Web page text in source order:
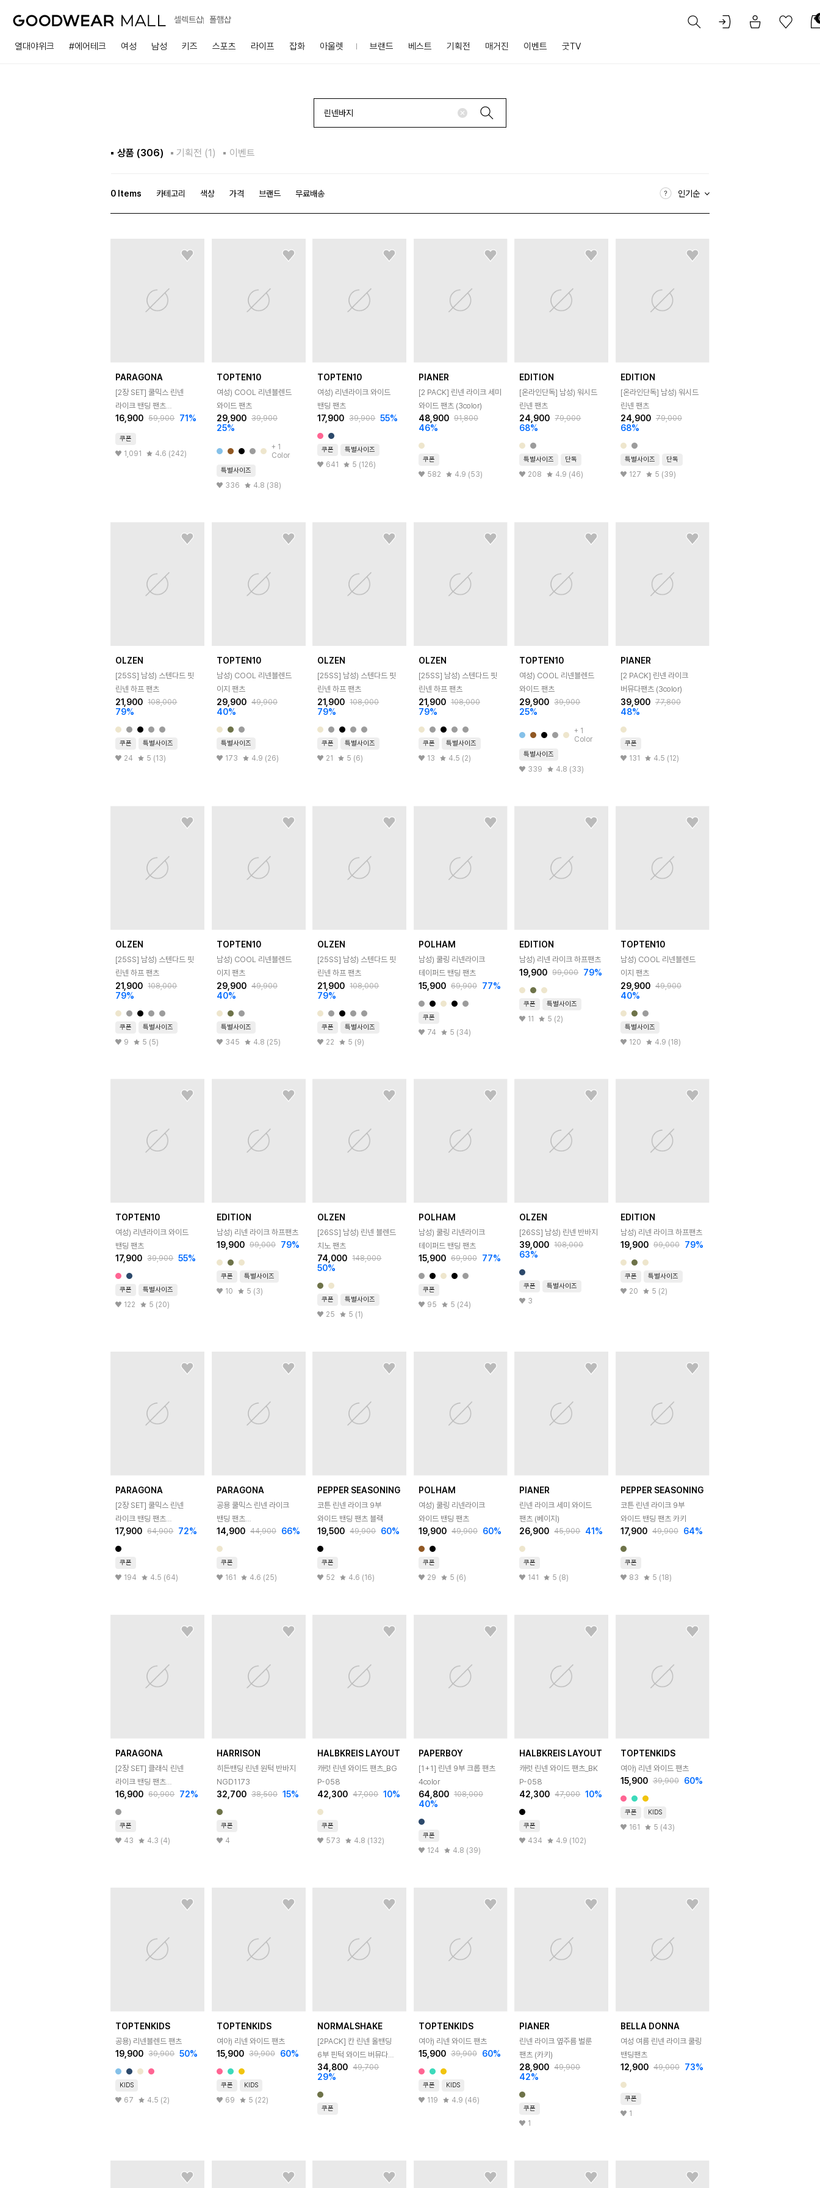
셀렉트샵 폴햄샵
열대야위크 #에어테크 여성 남성 키즈 스포츠 라이프 잡화 아울렛 브랜드 베스트 기획전 매거진 이벤트 굿TV
상품 (306) 기획전 (1) 이벤트
0 Items 카테고리 색상 가격 브랜드 무료배송 인기순
PARAGONA
[2장 SET] 쿨믹스 린넨
라이크 밴딩 팬츠
M25LP102
16,900 59,900 71 %
쿠폰
1,091 4.6 (242)
TOPTEN10
여성) COOL 리넨블렌드
와이드 팬츠
29,900 39,900
25%
+ 1
Color
특별사이즈
336 4.8 (38)
TOPTEN10
여성) 리넨라이크 와이드
밴딩 팬츠
17,900 39,900 55%
쿠폰 특별사이즈
641 5 (126)
PIANER
[2 PACK] 린넨 라이크 세미
와이드 팬츠 (3color)
48,900 91,800
46%
쿠폰
582 4.9 (53)
EDITION
[온라인단독] 남성) 워시드
린넨 팬츠
24,900 79,000
68%
특별사이즈 단독
208 4.9 (46)
EDITION
[온라인단독] 남성) 워시드
린넨 팬츠
24,900 79,000
68%
특별사이즈 단독
127 5 (39)
OLZEN
[25SS] 남성) 스텐다드 핏
린넨 하프 팬츠
21,900 108,000
79%
쿠폰 특별사이즈
24 5 (13)
TOPTEN10
남성) COOL 리넨블렌드
이지 팬츠
29,900 49,900
40%
특별사이즈
173 4.9 (26)
OLZEN
[25SS] 남성) 스텐다드 핏
린넨 하프 팬츠
21,900 108,000
79%
쿠폰 특별사이즈
21 5 (6)
OLZEN
[25SS] 남성) 스텐다드 핏
린넨 하프 팬츠
21,900 108,000
79%
쿠폰 특별사이즈
13 4.5 (2)
TOPTEN10
여성) COOL 리넨블렌드
와이드 팬츠
29,900 39,900
25%
+ 1
Color
특별사이즈
339 4.8 (33)
PIANER
[2 PACK] 린넨 라이크
버뮤다팬츠 (3color)
39,900 77,800
48%
쿠폰
131 4.5 (12)
OLZEN
[25SS] 남성) 스텐다드 핏
린넨 하프 팬츠
21,900 108,000
79%
쿠폰 특별사이즈
9 5 (5)
TOPTEN10
남성) COOL 리넨블렌드
이지 팬츠
29,900 49,900
40%
특별사이즈
345 4.8 (25)
OLZEN
[25SS] 남성) 스텐다드 핏
린넨 하프 팬츠
21,900 108,000
79%
쿠폰 특별사이즈
22 5 (9)
POLHAM
남성) 쿨링 리넨라이크
테이퍼드 밴딩 팬츠
15,900 69,900 77%
쿠폰
74 5 (34)
EDITION
남성) 리넨 라이크 하프팬츠
19,900 99,000 79%
쿠폰 특별사이즈
11 5 (2)
TOPTEN10
남성) COOL 리넨블렌드
이지 팬츠
29,900 49,900
40%
특별사이즈
120 4.9 (18)
TOPTEN10
여성) 리넨라이크 와이드
밴딩 팬츠
17,900 39,900 55%
쿠폰 특별사이즈
122 5 (20)
EDITION
남성) 리넨 라이크 하프팬츠
19,900 99,000 79%
쿠폰 특별사이즈
10 5 (3)
OLZEN
[26SS] 남성) 린넨 블렌드
치노 팬츠
74,000 148,000
50%
쿠폰 특별사이즈
25 5 (1)
POLHAM
남성) 쿨링 리넨라이크
테이퍼드 밴딩 팬츠
15,900 69,900 77%
쿠폰
95 5 (24)
OLZEN
[26SS] 남성) 린넨 반바지
39,000 108,000
63%
쿠폰 특별사이즈
3
EDITION
남성) 리넨 라이크 하프팬츠
19,900 99,000 79%
쿠폰 특별사이즈
20 5 (2)
PARAGONA
[2장 SET] 쿨믹스 린넨
라이크 밴딩 팬츠
M25LP102_W25LP101
17,900 64,900 72%
쿠폰
194 4.5 (64)
PARAGONA
공용 쿨믹스 린넨 라이크
밴딩 팬츠
M25LP102&W25LP101
14,900 44,900 66%
쿠폰
161 4.6 (25)
PEPPER SEASONING
코튼 린넨 라이크 9부
와이드 밴딩 팬츠 블랙
19,500 49,900 60%
쿠폰
52 4.6 (16)
POLHAM
여성) 쿨링 리넨라이크
와이드 밴딩 팬츠
19,900 49,900 60%
쿠폰
29 5 (6)
PIANER
린넨 라이크 세미 와이드
팬츠 (베이지)
26,900 45,900 41 %
쿠폰
141 5 (8)
PEPPER SEASONING
코튼 린넨 라이크 9부
와이드 밴딩 팬츠 카키
17,900 49,900 64%
쿠폰
83 5 (18)
PARAGONA
[2장 SET] 클래식 린넨
라이크 밴딩 팬츠
W25LP101
16,900 60,900 72%
쿠폰
43 4.3 (4)
HARRISON
히든밴딩 린넨 원턱 반바지
NGD1173
32,700 38,500 15%
쿠폰
4
HALBKREIS LAYOUT
캐럿 린넨 와이드 팬츠_BG
P-058
42,300 47,000 10%
쿠폰
573 4.8 (132)
PAPERBOY
[1+1] 린넨 9부 크롭 팬츠
4color
64,800 108,000
40%
쿠폰
124 4.8 (39)
HALBKREIS LAYOUT
캐럿 린넨 와이드 팬츠_BK
P-058
42,300 47,000 10%
쿠폰
434 4.9 (102)
TOPTENKIDS
여아) 리넨 와이드 팬츠
15,900 39,900 60%
쿠폰 KIDS
161 5 (43)
TOPTENKIDS
공용) 리넨블렌드 팬츠
19,900 39,900 50%
KIDS
67 4.5 (2)
TOPTENKIDS
여아) 리넨 와이드 팬츠
15,900 39,900 60%
쿠폰 KIDS
69 5 (22)
NORMALSHAKE
[2PACK] 칸 린넨 올밴딩
6부 핀턱 와이드 버뮤다
벌룬 반바지 4color
34,800 49,700
29%
쿠폰
TOPTENKIDS
여아) 리넨 와이드 팬츠
15,900 39,900 60%
쿠폰 KIDS
119 4.9 (46)
PIANER
린넨 라이크 옆주름 벌룬
팬츠 (카키)
28,900 49,900
42%
쿠폰
1
BELLA DONNA
여성 여름 린넨 라이크 쿨링
밴딩팬츠
12,900 49,000 73%
쿠폰
1